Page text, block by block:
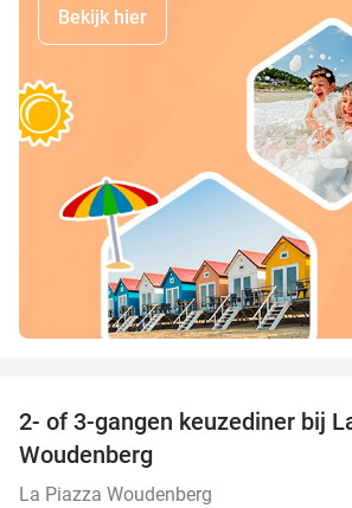
Bekijk hier
2- of 3-gangen keuzediner bij
Woudenberg
La Piazza Woudenberg